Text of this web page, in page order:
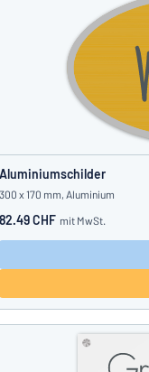
Aluminiumschilder
300 x 170 mm, Aluminium
82.49 CHF mit MwSt.